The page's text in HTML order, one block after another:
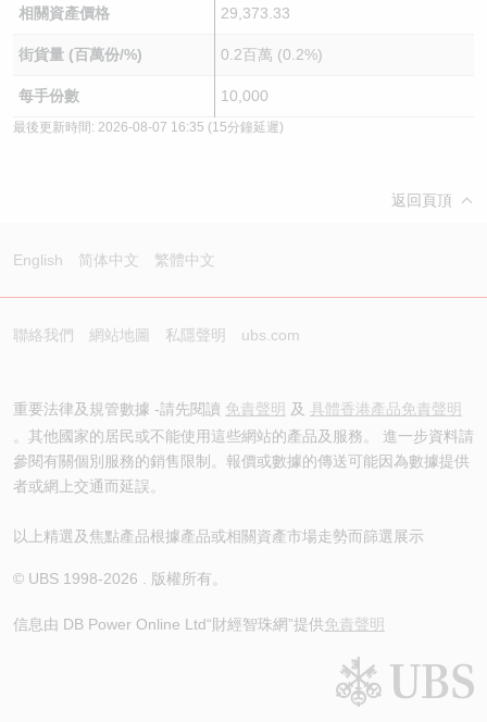
相關資產價格 29,373.33
街貨量 (百萬份/%) 0.2百萬 (0.2%)
每手份數 10,000
最後更新時間: 2026-08-07 16:35 (15分鐘延遲)
返回頁頂
English 简体中文 繁體中文
聯絡我們 網站地圖 私隱聲明 ubs.com
重要法律及規管數據 -請先閱讀 免責聲明 及 具體香港產品免責聲明
。其他國家的居民或不能使用這些網站的產品及服務。 進一步資料請
參閱有關個別服務的銷售限制。報價或數據的傳送可能因為數據提供
者或網上交通而延誤。
以上精選及焦點產品根據產品或相關資產市場走勢而篩選展示
© UBS 1998-2026 . 版權所有。
信息由 DB Power Online Ltd“財經智珠網”提供免責聲明